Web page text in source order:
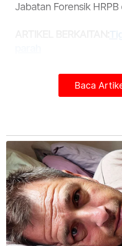
Jabatan Forensik HRPB
kerani di sebuah
Pinang tinggal
"Ketika kejadian, dia
perjalanan pulang ke
menghabiskan masa
kami di Melaka," katanya.
Dalam kejadian sekitar
anak lelaki Nur Aimi,
Hakimi Muhammad
Lutfi Hakim, 3, dan
Baca